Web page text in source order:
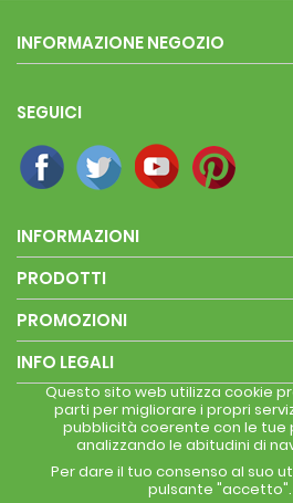
INFORMAZIONE NEGOZIO
SEGUICI
INFORMAZIONI
PRODOTTI
PROMOZIONI
INFO LEGALI
Questo sito web utilizza cookie
parti per migliorare i propri
pubblicità coerente con le tue
analizzando le abitudini di
Per dare il tuo consenso al suo
pulsante "accetto".